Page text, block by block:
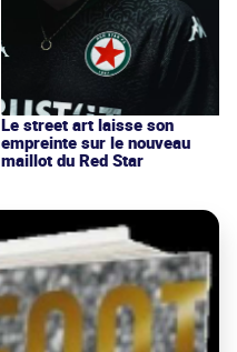
Le street art laisse son
empreinte sur le nouveau
maillot du Red Star